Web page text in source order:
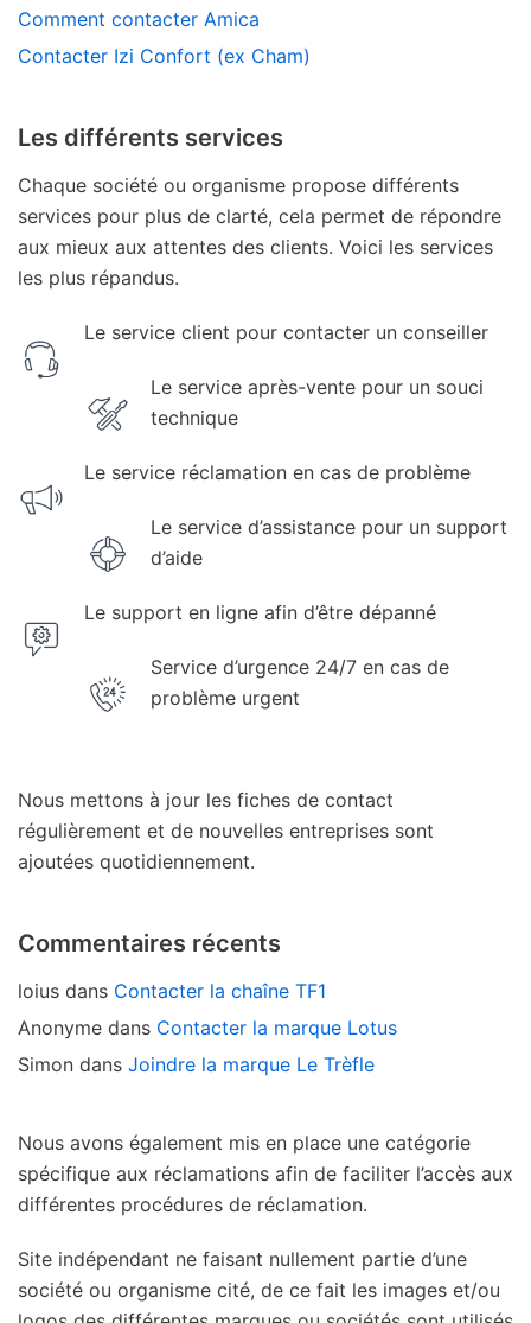
Comment contacter Amica
Contacter Izi Confort (ex Cham)
Les différents services
Chaque société ou organisme propose différents
services pour plus de clarté, cela permet de répondre
aux mieux aux attentes des clients. Voici les services
les plus répandus.
Le service client pour contacter un conseiller
Le service après-vente pour un souci
technique
Le service réclamation en cas de problème
Le service d’assistance pour un support
d’aide
Le support en ligne afin d’être dépanné
Service d’urgence 24/7 en cas de
problème urgent
Nous mettons à jour les fiches de contact
régulièrement et de nouvelles entreprises sont
ajoutées quotidiennement.
Commentaires récents
loius dans Contacter la chaîne TF1
Anonyme dans Contacter la marque Lotus
Simon dans Joindre la marque Le Trèfle
Nous avons également mis en place une catégorie
spécifique aux réclamations afin de faciliter l’accès aux
différentes procédures de réclamation.
Site indépendant ne faisant nullement partie d’une
société ou organisme cité, de ce fait les images et/ou